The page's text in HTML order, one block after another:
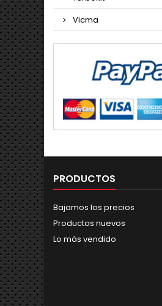
Vicma
PRODUCTOS
Bajamos los precios
Productos nuevos
Lo más vendido